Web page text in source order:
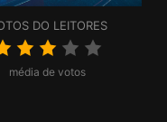
DO LEITORES
média de votos